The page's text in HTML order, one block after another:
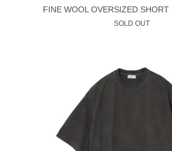
FINE WOOL OVERSIZED SHORT
SOLD OUT